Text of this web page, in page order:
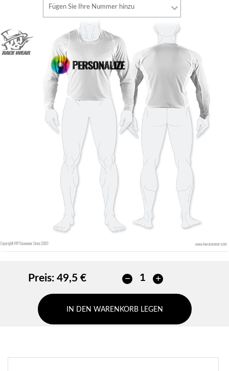
Konturfarbe
Keine kontur
HINZUFÜGEN
Fügen Sie Ihre Nummer hinzu
Schriftfarbe
Konturfarbe
HINZUFÜGEN
Preis: 49,5 €
IN DEN WARENKORB LEGEN